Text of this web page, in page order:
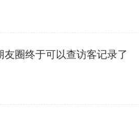
圈终于可以查访客记录了